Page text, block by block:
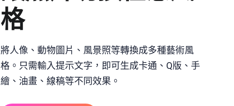
格
將人像、動物圖片、風景照等轉換成多種藝術風
格。只需輸入提示文字，即可生成卡通、Q版、手
繪、油畫、線稿等不同效果。